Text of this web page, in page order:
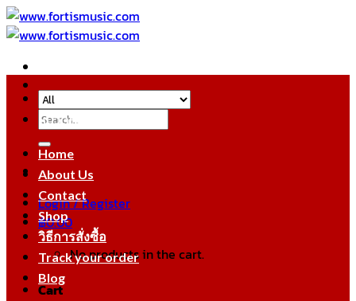
Skip
to
Search
for:
Login / Register
฿0.00
No products in the cart.
Cart
หมวดหมู่สินค้า
Home
About Us
Contact
Shop
วิธีการสั่งซื้อ
Track your order
Blog